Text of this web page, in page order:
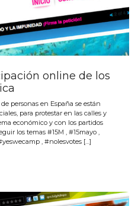
online de los
personas en España se están
para protestar en las calles y
económico y con los partidos
los temas #15M , #15mayo ,
, #nolesvotes […]